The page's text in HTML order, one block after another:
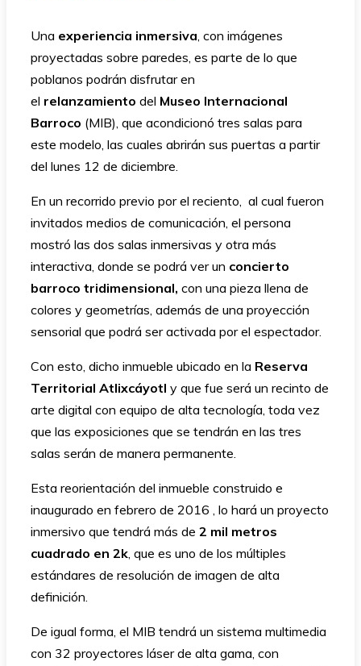
Una experiencia inmersiva, con imágenes
proyectadas sobre paredes, es parte de lo que
poblanos podrán disfrutar en
el relanzamiento del Museo Internacional
Barroco (MIB), que acondicionó tres salas para
este modelo, las cuales abrirán sus puertas a partir
del lunes 12 de diciembre.
En un recorrido previo por el reciento, al cual fueron
invitados medios de comunicación, el persona
mostró las dos salas inmersivas y otra más
interactiva, donde se podrá ver un concierto
barroco tridimensional, con una pieza llena de
colores y geometrías, además de una proyección
sensorial que podrá ser activada por el espectador.
Con esto, dicho inmueble ubicado en la Reserva
Territorial Atlixcáyotl y que fue será un recinto de
arte digital con equipo de alta tecnología, toda vez
que las exposiciones que se tendrán en las tres
salas serán de manera permanente.
Esta reorientación del inmueble construido e
inaugurado en febrero de 2016 , lo hará un proyecto
inmersivo que tendrá más de 2 mil metros
cuadrado en 2k, que es uno de los múltiples
estándares de resolución de imagen de alta
definición.
De igual forma, el MIB tendrá un sistema multimedia
con 32 proyectores láser de alta gama, con